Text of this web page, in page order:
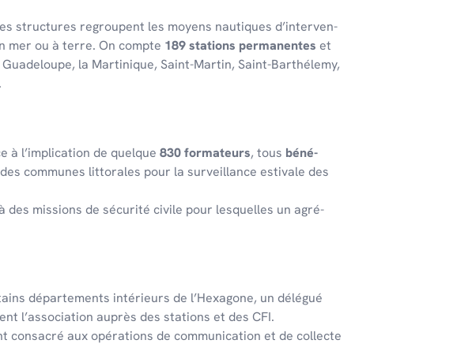
struc­tures regroupent les moyens nautiques d’in­ter­ven­
mer ou à terre. On comp­te 189 stations perma­nentes et
la Marti­nique, Saint-Martin, Saint-Barthé­lemy,
à l’im­pli­ca­tion de quelque 830 forma­teurs, tous béné­
communes litto­rales pour la surveillance esti­vale des
missions de sécu­rité civile pour lesquelles un agré­
dépar­te­ments inté­rieurs de l’Hexa­gone, un délé­gué
l’association auprès des stations et des CFI.
consacré aux opérations de communication et de collecte